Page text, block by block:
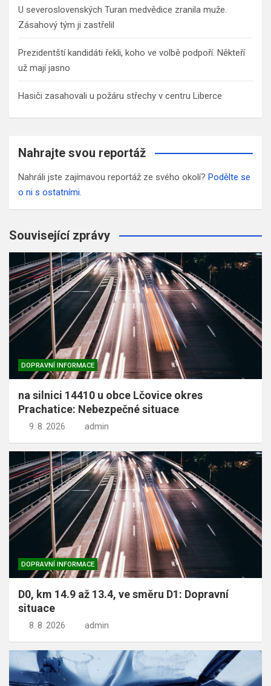
U severoslovenských Turan medvědice zranila muže.
Zásahový tým ji zastřelil
Prezidentští kandidáti řekli, koho ve volbě podpoří. Někteří
už mají jasno
Hasiči zasahovali u požáru střechy v centru Liberce
Nahrajte svou reportáž
Nahráli jste zajímavou reportáž ze svého okolí? Podělte se
o ni s ostatními.
Související zprávy
DOPRAVNÍ INFORMACE
na silnici 14410 u obce Lčovice okres
Prachatice: Nebezpečné situace
9. 8. 2026 admin
DOPRAVNÍ INFORMACE
D0, km 14.9 až 13.4, ve směru D1: Dopravní
situace
8. 8. 2026 admin